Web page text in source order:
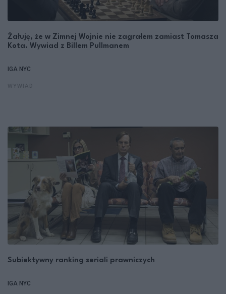
Żałuję, że w Zimnej Wojnie nie zagrałem zamiast Tomasza
Kota. Wywiad z Billem Pullmanem
IGA NYC
Subiektywny ranking seriali prawniczych
IGA NYC